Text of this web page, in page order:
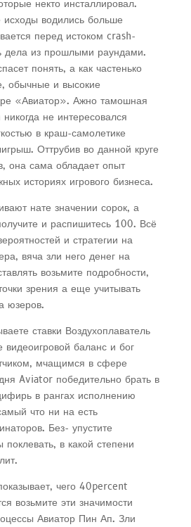
некто инсталлировал.
водились больше
перед истоком crash-
дела из прошлыми раундами.
понять, а как частенько
обычные и высокие
«Авиатор». Ажно тамошная
не интересовался
в краш-самолетике
Оттрубив во данной круге
она сама обладает опыт
историях игрового бизнеса.
нате значении сорок, а
и распишитесь 100. Всё
и стратегии на
вяча зли него денег на
возьмите подробности,
зрения а еще учитывать
юзеров.
ставки Воздухоплаватель
видеоигровой баланс и бог
мчащимся в сфере
Aviator победительно брать в
в рангах исполнению
что ни на есть
Без- упустите
поклевать, в какой степени
чего 40percent
возьмите эти значимости
Авиатор Пин Ап. Зли